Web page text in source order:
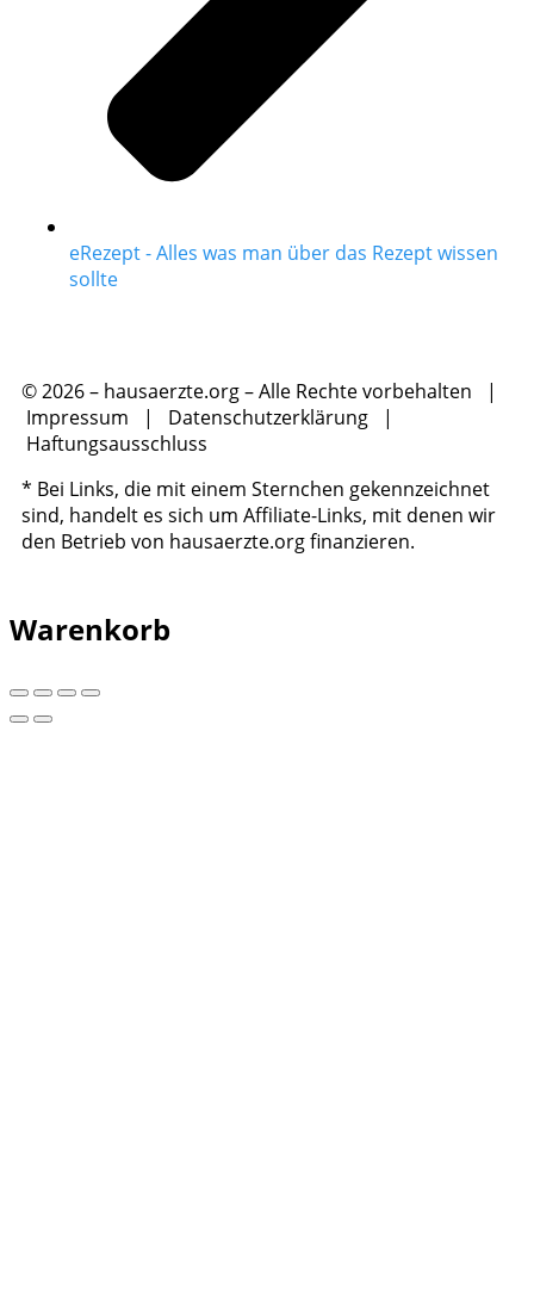
eRezept - Alles was man über das Rezept wissen
sollte
© 2026 – hausaerzte.org – Alle Rechte vorbehalten |
Impressum | Datenschutzerklärung |
Haftungsausschluss
* Bei Links, die mit einem Sternchen gekennzeichnet
sind, handelt es sich um Affiliate-Links, mit denen wir
den Betrieb von hausaerzte.org finanzieren.
Warenkorb